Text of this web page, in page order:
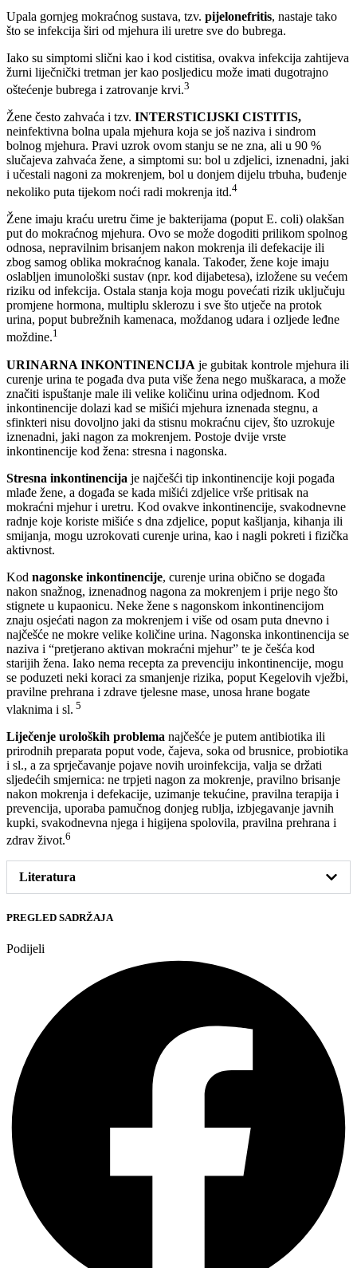
Upala gornjeg mokraćnog sustava, tzv. pijelonefritis, nastaje tako
što se infekcija širi od mjehura ili uretre sve do bubrega.
Iako su simptomi slični kao i kod cistitisa, ovakva infekcija zahtijeva
žurni liječnički tretman jer kao posljedicu može imati dugotrajno
oštećenje bubrega i zatrovanje krvi.3
Žene često zahvaća i tzv. INTERSTICIJSKI CISTITIS,
neinfektivna bolna upala mjehura koja se još naziva i sindrom
bolnog mjehura. Pravi uzrok ovom stanju se ne zna, ali u 90 %
slučajeva zahvaća žene, a simptomi su: bol u zdjelici, iznenadni, jaki
i učestali nagoni za mokrenjem, bol u donjem dijelu trbuha, buđenje
nekoliko puta tijekom noći radi mokrenja itd.4
Žene imaju kraću uretru čime je bakterijama (poput E. coli) olakšan
put do mokraćnog mjehura. Ovo se može dogoditi prilikom spolnog
odnosa, nepravilnim brisanjem nakon mokrenja ili defekacije ili
zbog samog oblika mokraćnog kanala. Također, žene koje imaju
oslabljen imunološki sustav (npr. kod dijabetesa), izložene su većem
riziku od infekcija. Ostala stanja koja mogu povećati rizik uključuju
promjene hormona, multiplu sklerozu i sve što utječe na protok
urina, poput bubrežnih kamenaca, moždanog udara i ozljede leđne
moždine.1
URINARNA INKONTINENCIJA je gubitak kontrole mjehura ili
curenje urina te pogađa dva puta više žena nego muškaraca, a može
značiti ispuštanje male ili velike količinu urina odjednom. Kod
inkontinencije dolazi kad se mišići mjehura iznenada stegnu, a
sfinkteri nisu dovoljno jaki da stisnu mokraćnu cijev, što uzrokuje
iznenadni, jaki nagon za mokrenjem. Postoje dvije vrste
inkontinencije kod žena: stresna i nagonska.
Stresna inkontinencija je najčešći tip inkontinencije koji pogađa
mlađe žene, a događa se kada mišići zdjelice vrše pritisak na
mokraćni mjehur i uretru. Kod ovakve inkontinencije, svakodnevne
radnje koje koriste mišiće s dna zdjelice, poput kašljanja, kihanja ili
smijanja, mogu uzrokovati curenje urina, kao i nagli pokreti i fizička
aktivnost.
Kod nagonske inkontinencije, curenje urina obično se događa
nakon snažnog, iznenadnog nagona za mokrenjem i prije nego što
stignete u kupaonicu. Neke žene s nagonskom inkontinencijom
znaju osjećati nagon za mokrenjem i više od osam puta dnevno i
najčešće ne mokre velike količine urina. Nagonska inkontinencija se
naziva i “pretjerano aktivan mokraćni mjehur” te je češća kod
starijih žena. Iako nema recepta za prevenciju inkontinencije, mogu
se poduzeti neki koraci za smanjenje rizika, poput Kegelovih vježbi,
pravilne prehrana i zdrave tjelesne mase, unosa hrane bogate
vlaknima i sl. 5
Liječenje uroloških problema najčešće je putem antibiotika ili
prirodnih preparata poput vode, čajeva, soka od brusnice, probiotika
i sl., a za sprječavanje pojave novih uroinfekcija, valja se držati
sljedećih smjernica: ne trpjeti nagon za mokrenje, pravilno brisanje
nakon mokrenja i defekacije, uzimanje tekućine, pravilna terapija i
prevencija, uporaba pamučnog donjeg rublja, izbjegavanje javnih
kupki, svakodnevna njega i higijena spolovila, pravilna prehrana i
zdrav život.6
Literatura
PREGLED SADRŽAJA
Podijeli